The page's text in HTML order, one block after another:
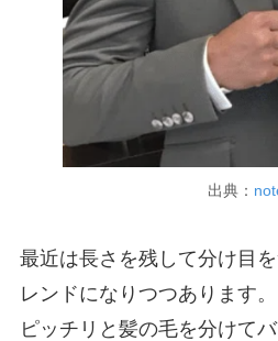
出典：
最近は長さを残して分け目
レンドになりつつあります。
ピッチリと髪の毛を分けて